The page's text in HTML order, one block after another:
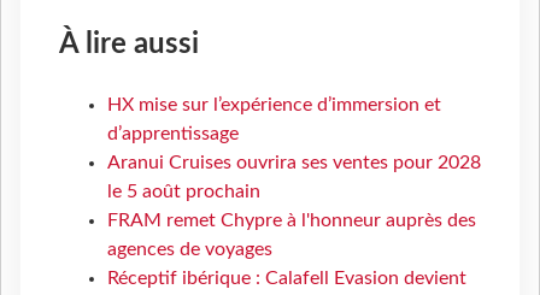
À lire aussi
HX mise sur l’expérience d’immersion et
d’apprentissage
Aranui Cruises ouvrira ses ventes pour 2028
le 5 août prochain
FRAM remet Chypre à l'honneur auprès des
agences de voyages
Réceptif ibérique : Calafell Evasion devient